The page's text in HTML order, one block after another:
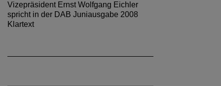
Vizepräsident Ernst Wolfgang Eichler
spricht in der DAB Juniausgabe 2008
Klartext